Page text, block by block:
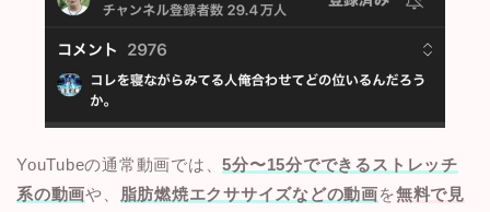
YouTubeの通常動画では、5分〜15分でできるストレッチ
系の動画や、 脂肪燃焼エクササイズなどの動画を無料で見